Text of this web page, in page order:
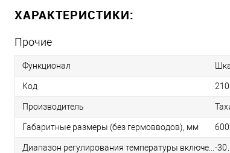
ХАРАКТЕРИСТИКИ:
Прочие
Функционал
Код
Производитель
Габаритные размеры (без гермовводов), мм
-